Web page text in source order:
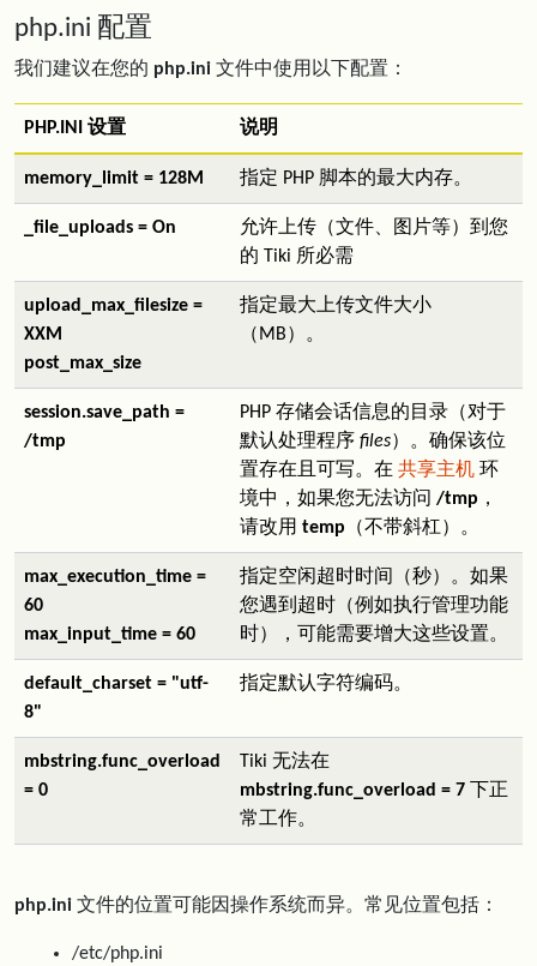
php.ini 配置
我们建议在您的 php.ini 文件中使用以下配置：
PHP.INI 设置 说明
memory_limit = 128M 指定 PHP 脚本的最大内存。
_file_uploads = On
允许上传（文件、图片等）到您
的 Tiki 所必需
upload_max_filesize =
XXM
post_max_size
指定最大上传文件大小
（MB）。
session.save_path =
/tmp
PHP 存储会话信息的目录（对于
默认处理程序 files）。确保该位
置存在且可写。在 共享主机 环
境中，如果您无法访问 /tmp ，
请改用 temp （不带斜杠）。
max_execution_time =
60
max_input_time = 60
指定空闲超时时间（秒）。如果
您遇到超时（例如执行管理功能
时），可能需要增大这些设置。
default_charset = "utf-
8"
指定默认字符编码。
mbstring.func_overload
= 0
Tiki 无法在
mbstring.func_overload = 7 下正
常工作。
php.ini 文件的位置可能因操作系统而异。常见位置包括：
/etc/php.ini